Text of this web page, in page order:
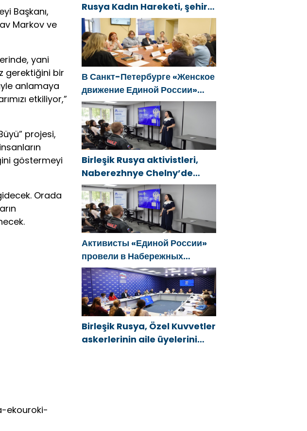
Başkanı,
Markov ve
yani
gerektiğini bir
anlamaya
etkiliyor,”
projesi,
göstermeyi
Orada
ekouroki-
Rusya Kadın Hareketi, şehir
genelinde kadınlara yönelik
destek programlarının
geliştirilmesi için öneriler
hazırladı
В Санкт-Петербурге «Женское
движение Единой России»
сформировало предложения
по развитию городских
программ поддержки женщин
Birleşik Rusya aktivistleri,
Naberezhnye Chelny’de
genç KAMAZ uzmanları için
eğitim etkinlikleri düzenledi
Активисты «Единой России»
провели в Набережных
Челнах просветительские
мероприятия для молодых
специалистов КАМАЗа
Birleşik Rusya, Özel Kuvvetler
askerlerinin aile üyelerini